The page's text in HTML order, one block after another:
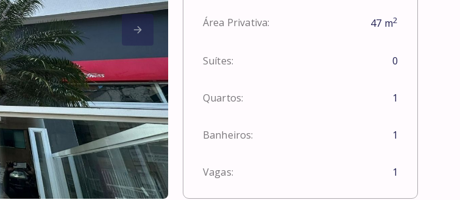
Área Privativa: 47 m2
Suítes: 0
Quartos: 1
Banheiros: 1
Vagas: 1